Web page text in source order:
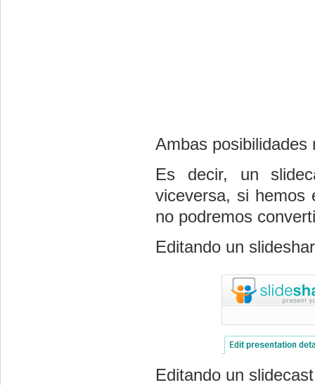
Ambas posibilidades
Es decir, un
viceversa, si hemos
no podremos
Editando un
Editando un